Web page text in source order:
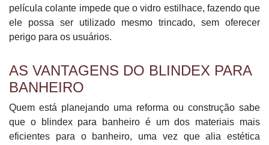
película colante impede que o vidro estilhace, fazendo que
ele possa ser utilizado mesmo trincado, sem oferecer
perigo para os usuários.
AS VANTAGENS DO BLINDEX PARA
BANHEIRO
Quem está planejando uma reforma ou construção sabe
que o blindex para banheiro é um dos materiais mais
eficientes para o banheiro, uma vez que alia estética